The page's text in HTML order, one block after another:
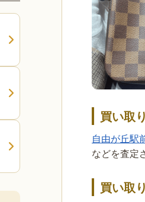
買い取
自由が丘駅
などを査定
買い取